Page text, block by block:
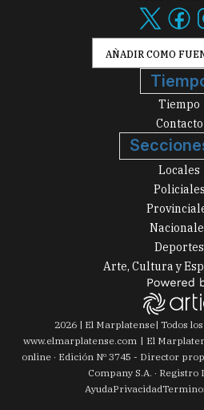
AÑADIR COMO
Tiempo
Contacto
Locales
Policiales
Deportes
Arte, Cultura y
2026| El Marplatense| Todos
www.elmarplatense.com
El
online · Edición Nº 3745 - Director
Company S.A. · Registro
AyudaPrivacidad